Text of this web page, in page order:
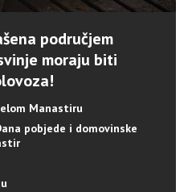
područjem
moraju biti
Manastiru
pobjede i domovinske